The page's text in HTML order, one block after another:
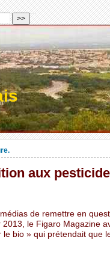
aux
de remettre en
2013, le Figaro Magazine
bio » qui prétendait que